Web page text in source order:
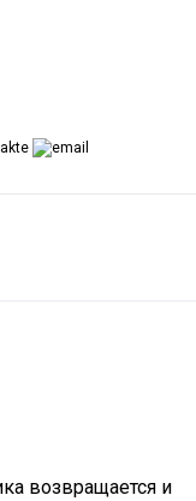
возвращается и